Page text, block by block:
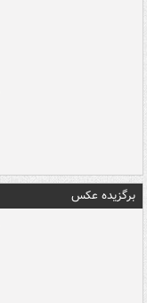
برگزیده عکس